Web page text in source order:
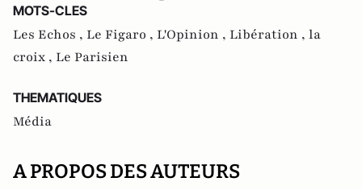
MOTS-CLES
Les Echos , Le Figaro , L'Opinion , Libération , la
croix , Le Parisien
THEMATIQUES
Média
A PROPOS DES AUTEURS